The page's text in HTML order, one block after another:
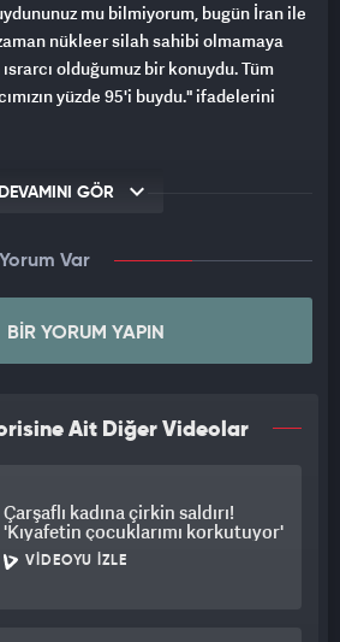
mu bilmiyorum, bugün İran ile
nükleer silah sahibi olmamaya
olduğumuz bir konuydu. Tüm
yüzde 95'i buydu." ifadelerini
DEVAMINI GÖR
Var
BIR YORUM YAPIN
Ait Diğer Videolar
Çarşaflı kadına çirkin saldırı!
'Kıyafetin çocuklarımı korkutuyor'
VIDEOYU İZLE